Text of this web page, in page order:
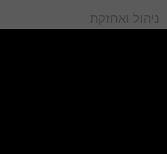
ניהול ואחזקת